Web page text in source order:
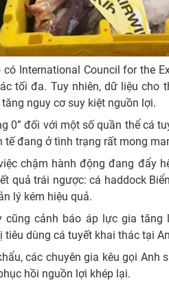
International Council for the
tối đa. Tuy nhiên, dữ liệu cho
nguy cơ suy kiệt nguồn lợi.
0” đối với một số quần thể cá
tế đang ở tình trạng rất mong
chậm hành động đang đẩy
quả trái ngược: cá haddock
lý kém hiệu quả.
cũng cảnh báo áp lực gia
dùng cá tuyết khai thác tại
các chuyên gia kêu gọi Anh
hồi nguồn lợi khép lại.